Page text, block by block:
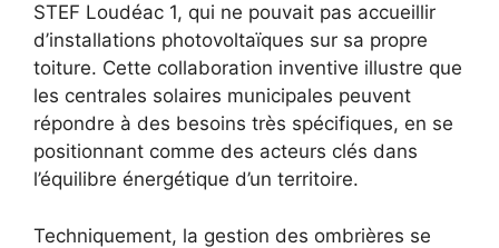
STEF Loudéac 1, qui ne pouvait pas accueillir
d’installations photovoltaïques sur sa propre
toiture. Cette collaboration inventive illustre que
les centrales solaires municipales peuvent
répondre à des besoins très spécifiques, en se
positionnant comme des acteurs clés dans
l’équilibre énergétique d’un territoire.
Techniquement, la gestion des ombrières se